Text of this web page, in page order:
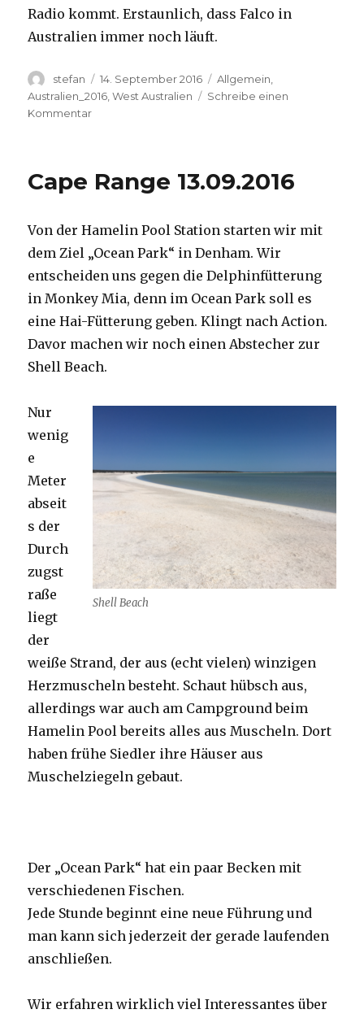
Radio kommt. Erstaunlich, dass Falco in
Australien immer noch läuft.
Autor
stefan
Veröffentlicht
am
14. September 2016 Kategorien
Allgemein
Australien_2016 ,West Australien
Schreibe einen
Kommentarzu
Cape Range 13.09.2016
Von der Hamelin Pool Station starten wir mit
dem Ziel „Ocean Park“ in Denham. Wir
entscheiden uns gegen die Delphinfütterung
in Monkey Mia, denn im Ocean Park soll es
eine Hai-Fütterung geben. Klingt nach Action.
Davor machen wir noch einen Abstecher zur
Shell Beach.
Shell Beach
Nur
wenig
e
Meter
abseit
s der
Durch
zugst
raße
liegt
der
weiße Strand, der aus (echt vielen) winzigen
Herzmuscheln besteht. Schaut hübsch aus,
allerdings war auch am Campground beim
Hamelin Pool bereits alles aus Muscheln. Dort
haben frühe Siedler ihre Häuser aus
Muschelziegeln gebaut.
Der „Ocean Park“ hat ein paar Becken mit
verschiedenen Fischen.
Jede Stunde beginnt eine neue Führung und
man kann sich jederzeit der gerade laufenden
anschließen.
Wir erfahren wirklich viel Interessantes über